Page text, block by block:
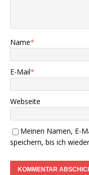
Name*
E-Mail*
Webseite
Meinen Namen, E-
speichern, bis ich